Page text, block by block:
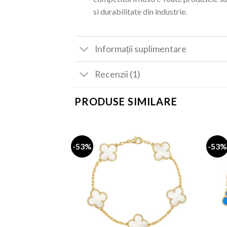
si durabilitate din industrie.
Informații suplimentare
Recenzii (1)
PRODUSE SIMILARE
-53% -53%